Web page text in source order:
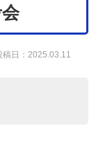
稿日：2025.03.11